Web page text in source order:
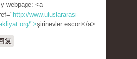
webpage: <a
http://www.uluslararasi-
">şirinevler escort</a>
复